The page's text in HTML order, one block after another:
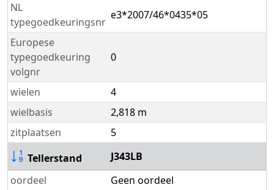
NL
typegoedkeuringsnr
e3*2007/46*0435*05
Europese
typegoedkeuring
volgnr
0
wielen
4
wielbasis
2,818 m
zitplaatsen
5
Tellerstand
J343LB
oordeel
Geen oordeel